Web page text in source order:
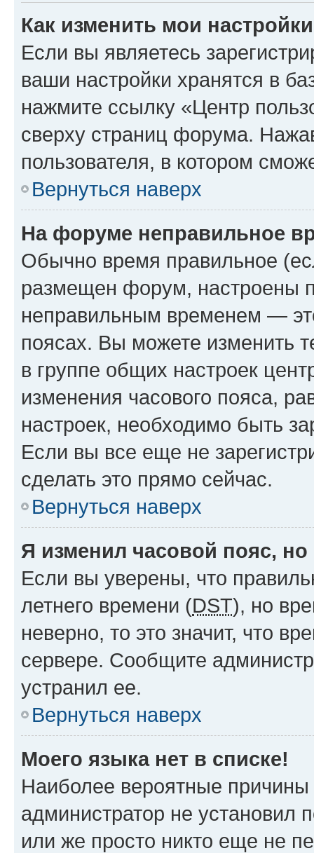
Как изменить мои
Если вы являетесь
ваши настройки хранятся в
нажмите ссылку «Центр
сверху страниц форума.
пользователя, в котором
Вернуться наверх
На форуме неправильное
Обычно время правильное
размещен форум, настроены
неправильным временем —
поясах. Вы можете изменить
в группе общих настроек
изменения часового пояса,
настроек, необходимо быть
Если вы все еще не
сделать это прямо сейчас.
Вернуться наверх
Я изменил часовой пояс,
Если вы уверены, что
летнего времени (DST), но
неверно, то это значит, что
сервере. Сообщите
устранил ее.
Вернуться наверх
Моего языка нет в списке!
Наиболее вероятные причины
администратор не установил
или же просто никто еще не